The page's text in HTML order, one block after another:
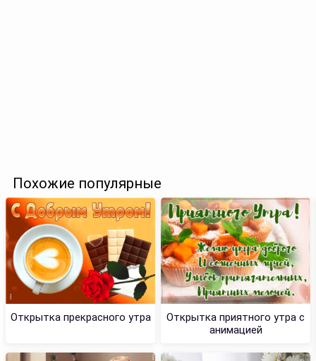
Похожие популярные
Открытка прекрасного утра
Открытка приятного утра с
анимацией